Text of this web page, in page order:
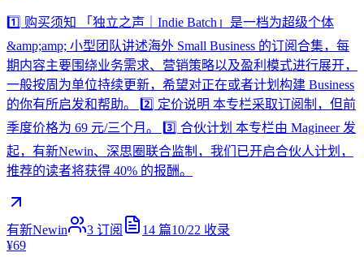
1️⃣ 购买须知 「独立之声｜Indie Batch」是一档为超级个体
&amp;amp; 小型团队讲述海外 Small Business 的订阅合集，每
期内容主要围绕业务需求、营销策略以及盈利模式进行展开，
一般按周为单位持续更新，希望对正在或者计划构建 Business
的你有所启发和帮助。 2️⃣ 定价说明 本专栏采取订阅制，但前
季度价格为 69 元/三个月。 3️⃣ 合伙计划 本专栏由 Magineer 发
起，有新Newin、深思圈联合监制，我们已开启合伙人计划，
推荐的读者将获得 40% 的报酬。
有新Newin 3 订阅 14 篇10/22 收录
¥69